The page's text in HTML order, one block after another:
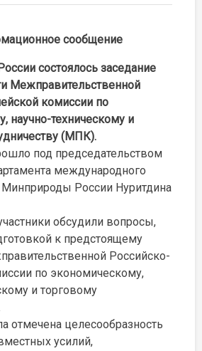
сообщение
состоялось заседание
Межправительственной
комиссии по
научно-техническому и
(МПК).
под председательством
международного
Минприроды России Нуритдина
обсудили вопросы,
к предстоящему
Российско-
по экономическому,
и торговому
отмечена целесообразность
усилий,